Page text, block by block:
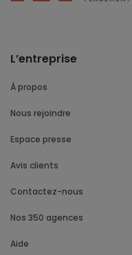
L’entreprise
À propos
Nous rejoindre
Espace presse
Avis clients
Contactez-nous
Nos 350 agences
Aide